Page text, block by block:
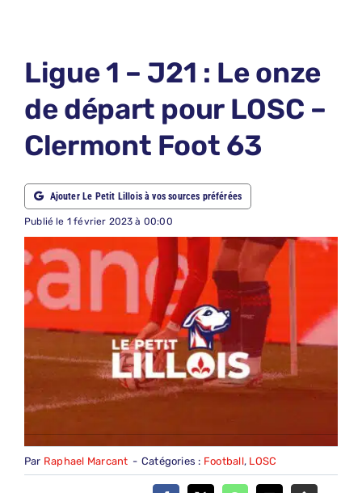
ABONNEMENTS
NOUS CONTACTER
NOUS SUIVRE
Ligue 1 – J21 : Le onze
de départ pour LOSC –
Clermont Foot 63
Ajouter Le Petit Lillois à vos sources préférées
Publié le 1 février 2023 à 00:00
Par Raphael Marcant - Catégories : Football, LOSC